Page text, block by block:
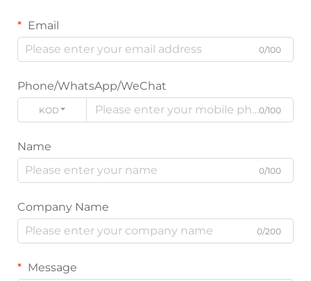
Email
0/100
Phone/WhatsApp/WeChat
KODE 0/100
Name
0/100
Company Name
0/200
Message